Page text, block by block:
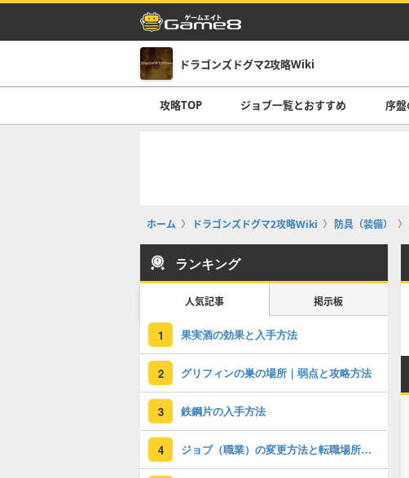
ドラゴンズドグマ2攻略Wiki
攻略TOP ジョブ一覧とおすすめ 序
ホーム ドラゴンズドグマ2攻略Wiki 防具（装備）
ランキング
人気記事 掲示板
1 果実酒の効果と入手方法
2 グリフィンの巣の場所｜弱点と攻略方法
3 鉄鋼片の入手方法
4 ジョブ（職業）の変更方法と転職場所｜ジョブギルド